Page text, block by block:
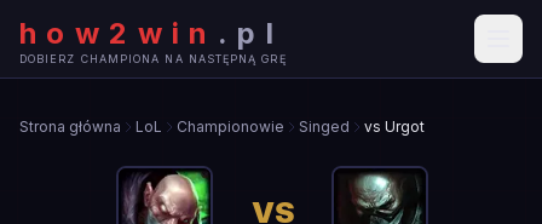
how2win . pl
DOBIERZ CHAMPIONA NA NASTĘPNĄ GRĘ
Strona główna LoL Championowie Singed vs Urgot
VS